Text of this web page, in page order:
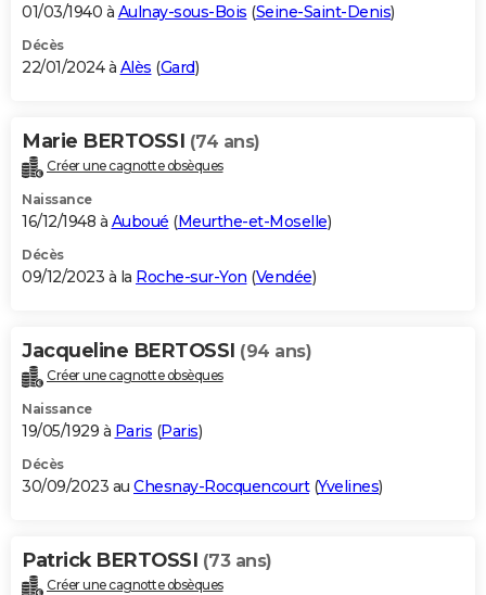
01/03/1940 à Aulnay-sous-Bois (Seine-Saint-Denis)
Décès
22/01/2024 à Alès (Gard)
Marie BERTOSSI (74 ans)
Créer une cagnotte obsèques
Naissance
16/12/1948 à Auboué (Meurthe-et-Moselle)
Décès
09/12/2023 à la Roche-sur-Yon (Vendée)
Jacqueline BERTOSSI (94 ans)
Créer une cagnotte obsèques
Naissance
19/05/1929 à Paris (Paris)
Décès
30/09/2023 au Chesnay-Rocquencourt(Yvelines)
Patrick BERTOSSI (73 ans)
Créer une cagnotte obsèques